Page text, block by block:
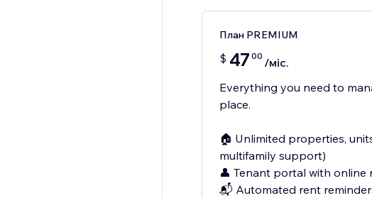
План PREMIUM
$ 47 00 /міс.
Everything you need to
place.
🏠 Unlimited properties,
multifamily support)
👤 Tenant portal with online
📬 Automated rent